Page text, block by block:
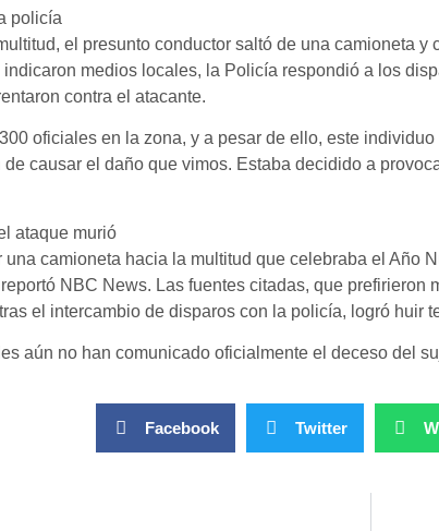
policía
el presunto conductor saltó de una camioneta y
medios locales, la Policía respondió a los
contra el atacante.
oficiales en la zona, y a pesar de ello, este
causar el daño que vimos. Estaba decidido a
ataque murió
camioneta hacia la multitud que celebraba el Año
NBC News. Las fuentes citadas, que prefirieron
el intercambio de disparos con la policía, logró huir
aún no han comunicado oficialmente el deceso del
Facebook Twitter